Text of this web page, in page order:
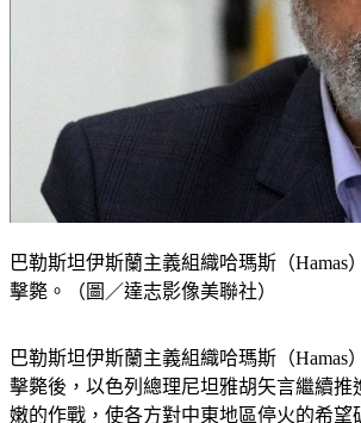
巴勒斯坦伊斯蘭主義組織哈瑪斯（Hamas
擊斃。（圖／達志影像美聯社）
巴勒斯坦伊斯蘭主義組織哈瑪斯（Hamas
擊斃後，以色列總理尼坦雅胡矢言繼續推
嫩的作戰，使各方對中東地區停火的希望